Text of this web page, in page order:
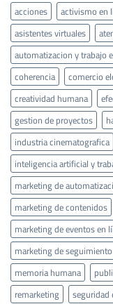
acciones activismo en
asistentes virtuales
automatizacion y trabajo
coherencia
comercio
creatividad humana
gestion de proyectos
industria cinematografica
inteligencia artificial y
marketing de
marketing de contenidos
marketing de eventos en
marketing de
memoria humana
remarketing
seguridad